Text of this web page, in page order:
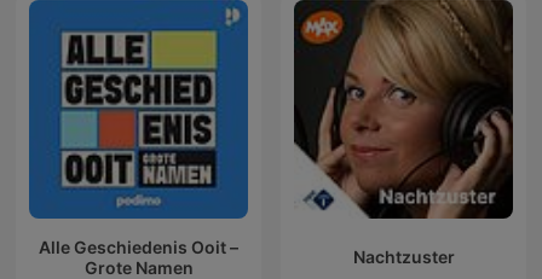
Alle Geschiedenis Ooit –
Grote Namen
Nachtzuster